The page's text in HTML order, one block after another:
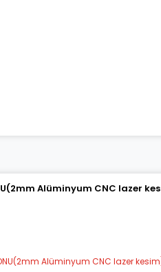
Alüminyum CNC lazer